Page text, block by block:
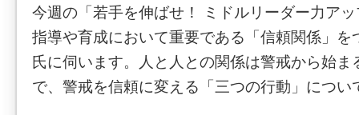
今週の「若手を伸ばせ！ ミドルリーダー力ア
指導や育成において重要である「信頼関係」を
氏に伺います。人と人との関係は警戒から始ま
で、警戒を信頼に変える「三つの行動」につい